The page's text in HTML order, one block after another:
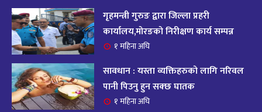
१८
आजको राशिफल : आइतवार, ८ भदौ २०८२ (२४ अगस्ट
२०२५)
११ महिना अघि
१९ आजको राशिफल २०८२ भदाै ४ गते, बुधवार
११ महिना अघि
गृहमन्त्री गुरुङ द्वारा जिल्ला प्रहरी
कार्यालय,मोरङको निरीक्षण कार्य सम्पन्न
१ महिना अघि
सावधान : यस्ता व्यक्तिहरुको लागि नरिवल
पानी पिउनु हुन सक्छ घातक
१ महिना अघि